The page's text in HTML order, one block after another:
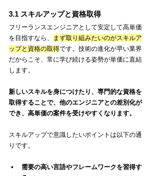
3.1 スキルアップと資格取得
フリーランスエンジニアとして安定して高単価
を目指すなら、
まず取り組みたいのがスキルア
ップと資格の取得です。技術の進化が早い業界
だからこそ、常に学び続ける姿勢が単価に直結
します。
新しいスキルを身につけたり、専門的な資格を
取得することで、他のエンジニアとの差別化が
でき、高単価の案件を受けやすくなります。
スキルアップで意識したいポイントは以下の通
りです。
需要の高い言語やフレームワークを習得す